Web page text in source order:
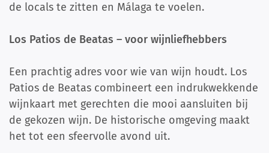
de locals te zitten en Málaga te voelen.
Los Patios de Beatas – voor wijnliefhebbers
Een prachtig adres voor wie van wijn houdt. Los
Patios de Beatas combineert een indrukwekkende
wijnkaart met gerechten die mooi aansluiten bij
de gekozen wijn. De historische omgeving maakt
het tot een sfeervolle avond uit.